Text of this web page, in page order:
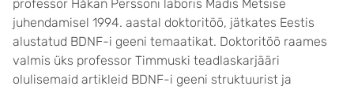
professor Håkan Perssoni laboris Madis Metsise
juhendamisel 1994. aastal doktoritöö, jätkates Eestis
alustatud BDNF-i geeni temaatikat. Doktoritöö raames
valmis üks professor Timmuski teadlaskarjääri
olulisemaid artikleid BDNF-i geeni struktuurist ja